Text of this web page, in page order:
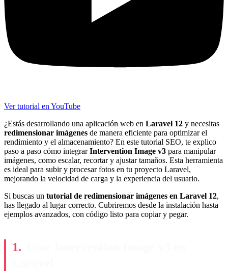
Ver tutorial en YouTube
¿Estás desarrollando una aplicación web en Laravel 12 y necesitas
redimensionar imágenes de manera eficiente para optimizar el
rendimiento y el almacenamiento? En este tutorial SEO, te explico
paso a paso cómo integrarIntervention Image v3 para manipular
imágenes, como escalar, recortar y ajustar tamaños. Esta herramienta
es ideal para subir y procesar fotos en tu proyecto Laravel,
mejorando la velocidad de carga y la experiencia del usuario.
Si buscas un tutorial de redimensionar imágenes en Laravel 12,
has llegado al lugar correcto. Cubriremos desde la instalación hasta
ejemplos avanzados, con código listo para copiar y pegar.